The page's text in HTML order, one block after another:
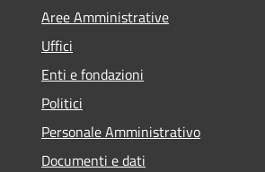
Aree Amministrative
Uffici
Enti e fondazioni
Politici
Personale Amministrativo
Documenti e dati